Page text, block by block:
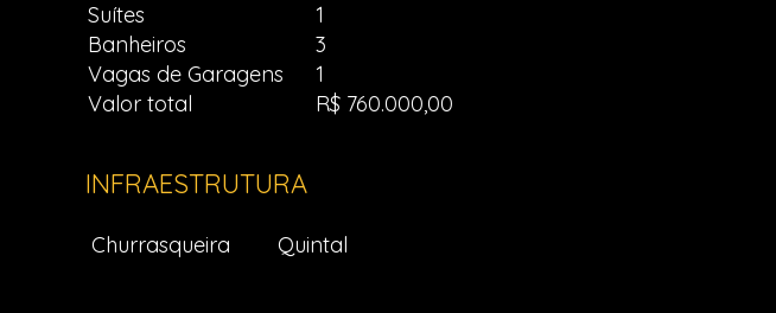
Suítes
1
Banheiros
3
Vagas de Garagens
1
Valor total
R$ 760.000,00
INFRAESTRUTURA
Churrasqueira Quintal